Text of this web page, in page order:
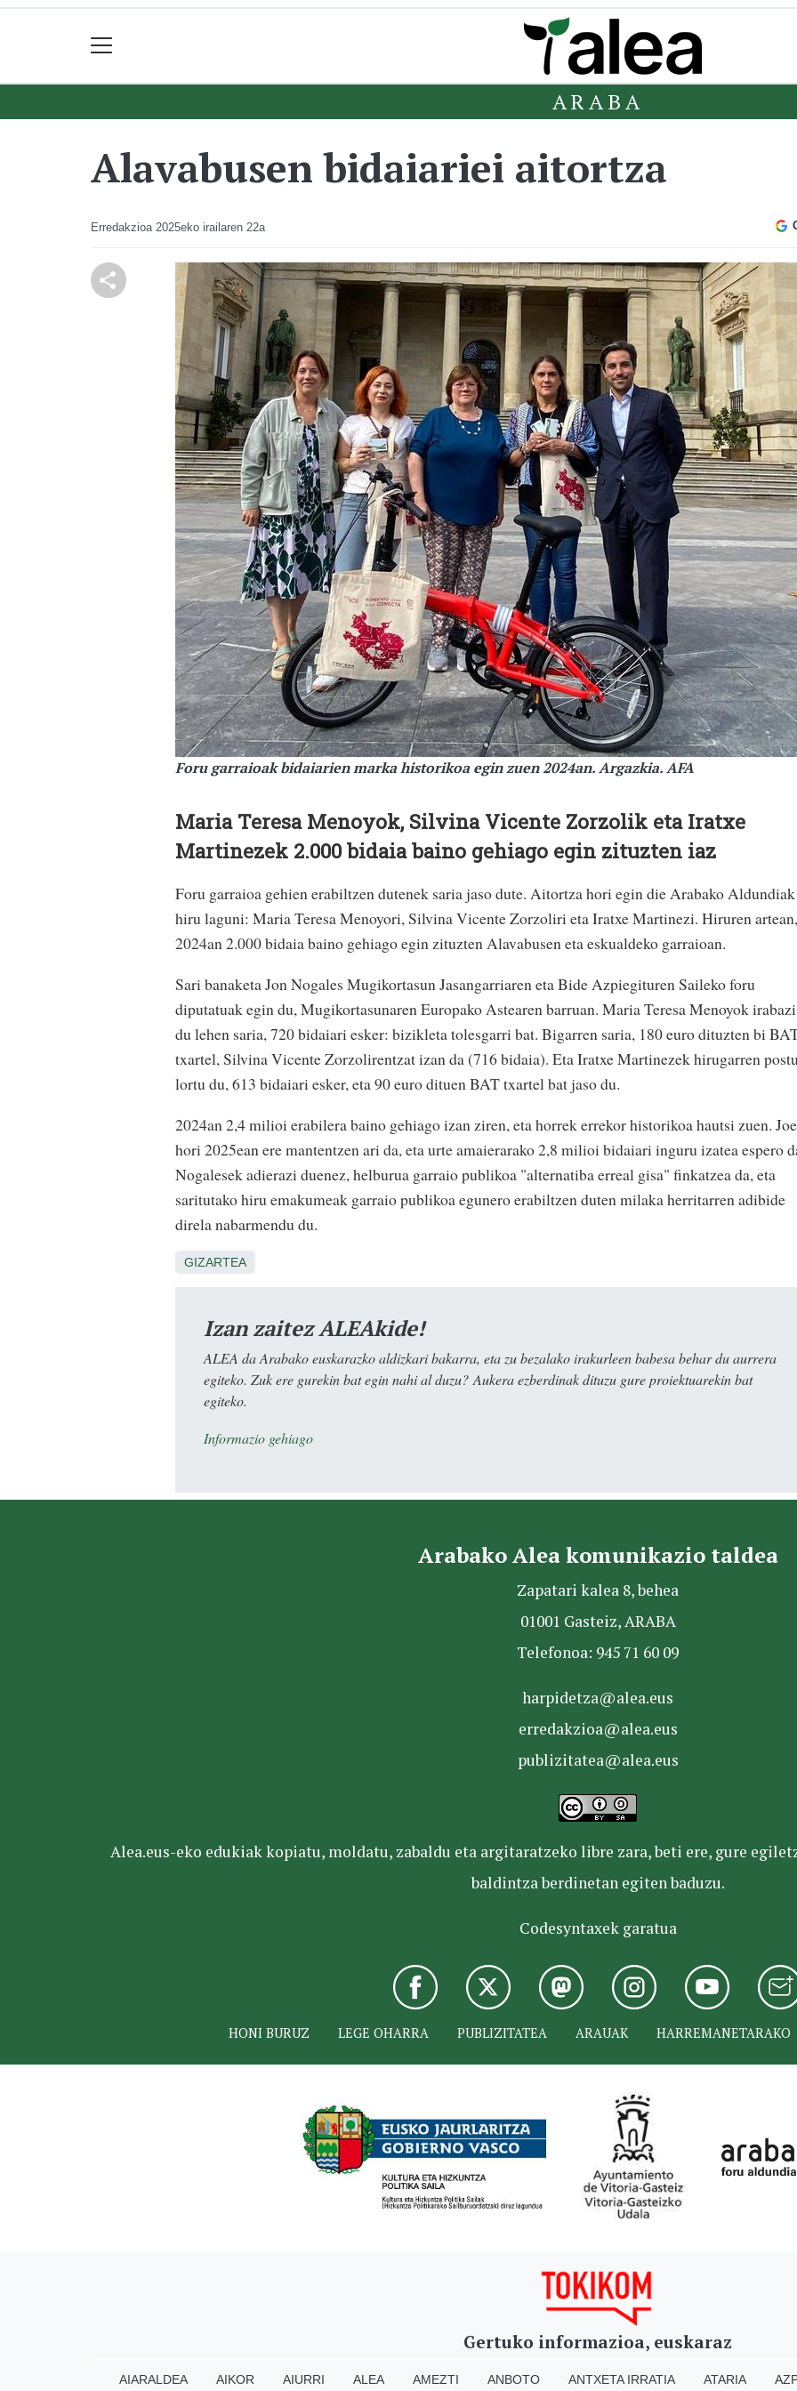
ARABA
Alavabusen bidaiariei aitortza
Erredakzioa 2025eko irailaren 22a
Foru garraioak bidaiarien marka historikoa egin zuen 2024an. Argazkia. AFA
Maria Teresa Menoyok, Silvina Vicente Zorzolik eta Iratxe
Martinezek 2.000 bidaia baino gehiago egin zituzten iaz
Foru garraioa gehien erabiltzen dutenek saria jaso dute. Aitortza hori egin die Arabako Aldundiak
hiru laguni: Maria Teresa Menoyori, Silvina Vicente Zorzoliri eta Iratxe Martinezi. Hiruren artean,
2024an 2.000 bidaia baino gehiago egin zituzten Alavabusen eta eskualdeko garraioan.
Sari banaketa Jon Nogales Mugikortasun Jasangarriaren eta Bide Azpiegituren Saileko foru
diputatuak egin du, Mugikortasunaren Europako Astearen barruan. Maria Teresa Menoyok irabazi
du lehen saria, 720 bidaiari esker: bizikleta tolesgarri bat. Bigarren saria, 180 euro dituzten bi
txartel, Silvina Vicente Zorzolirentzat izan da (716 bidaia). Eta Iratxe Martinezek hirugarren
lortu du, 613 bidaiari esker, eta 90 euro dituen BAT txartel bat jaso du.
2024an 2,4 milioi erabilera baino gehiago izan ziren, eta horrek errekor historikoa hautsi zuen.
hori 2025ean ere mantentzen ari da, eta urte amaierarako 2,8 milioi bidaiari inguru izatea espero
Nogalesek adierazi duenez, helburua garraio publikoa "alternatiba erreal gisa" finkatzea da, eta
saritutako hiru emakumeak garraio publikoa egunero erabiltzen duten milaka herritarren adibide
direla nabarmendu du.
GIZARTEA
Izan zaitez ALEAkide!
ALEA da Arabako euskarazko aldizkari bakarra, eta zu bezalako irakurleen babesa behar du aurrera
egiteko. Zuk ere gurekin bat egin nahi al duzu? Aukera ezberdinak dituzu gure proiektuarekin bat
egiteko.
Informazio gehiago
Arabako Alea komunikazio taldea
Zapatari kalea 8, behea
01001 Gasteiz, ARABA
Telefonoa: 945 71 60 09
harpidetza@alea.eus
erredakzioa@alea.eus
publizitatea@alea.eus
Alea.eus-eko edukiak kopiatu, moldatu, zabaldu eta argitaratzeko libre zara, beti ere, gure
baldintza berdinetan egiten baduzu.
Codesyntaxek garatua
HONI BURUZ LEGE OHARRA PUBLIZITATEA ARAUAK HARREMANETARAKO
Gertuko informazioa, euskaraz
AIARALDEA AIKOR AIURRI ALEA AMEZTI ANBOTO ANTXETA IRRATIA ATARIA